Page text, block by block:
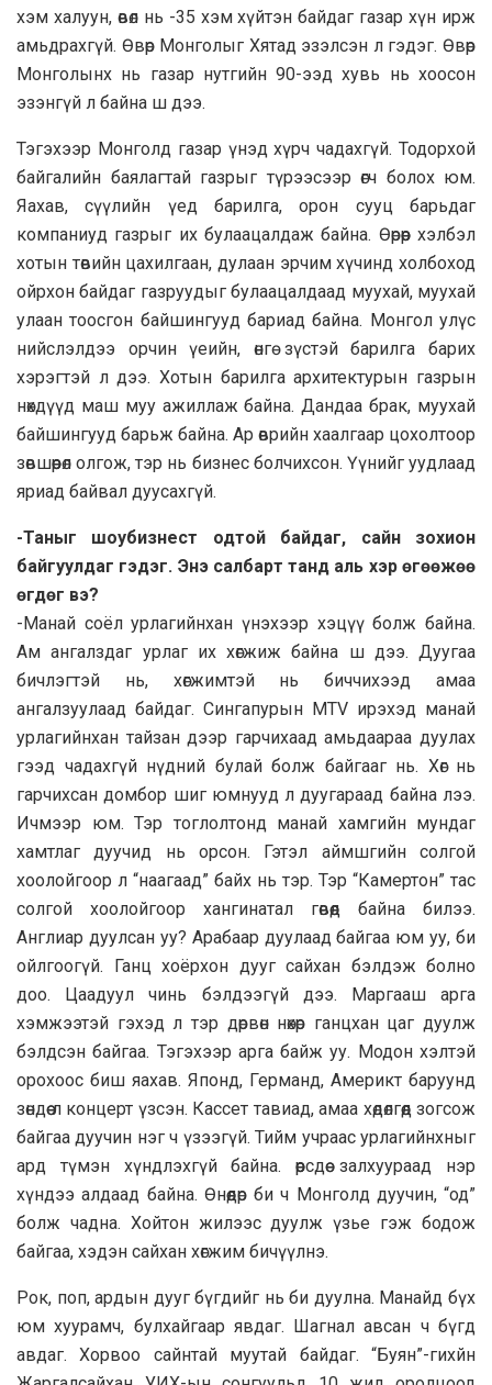
хэм халуун, өвөл нь -35 хэм хүйтэн байдаг газар хүн ирж
амьдрахгүй. Өвөр Монголыг Хятад эзэлсэн л гэдэг. Өвөр
Монголынх нь газар нутгийн 90-ээд хувь нь хоосон
эзэнгүй л байна ш дээ.
Тэгэхээр Монголд газар үнэд хүрч чадахгүй. Тодорхой
байгалийн баялагтай газрыг түрээсээр өгч болох юм.
Яахав, сүүлийн үед барилга, орон сууц барьдаг
компаниуд газрыг их булаацалдаж байна. Өөрөөр хэлбэл
хотын төвийн цахилгаан, дулаан эрчим хүчинд холбоход
ойрхон байдаг газруудыг булаацалдаад муухай, муухай
улаан тоосгон байшингууд бариад байна. Монгол улүс
нийслэлдээ орчин үеийн, өнгө зүстэй барилга барих
хэрэгтэй л дээ. Хотын барилга архитектурын газрын
нөхдүүд маш муу ажиллаж байна. Дандаа брак, муухай
байшингууд барьж байна. Ар өврийн хаалгаар цохолтоор
зөвшөөрөл олгож, тэр нь бизнес болчихсон. Үүнийг уудлаад
яриад байвал дуусахгүй.
-Таныг шоубизнест одтой байдаг, сайн зохион
байгуулдаг гэдэг. Энэ салбарт танд аль хэр өгөөжөө
өгдөг вэ?
-Манай соёл урлагийнхан үнэхээр хэцүү болж байна.
Ам ангалздаг урлаг их хөгжиж байна ш дээ. Дуугаа
бичлэгтэй нь, хөгжимтэй нь биччихээд амаа
ангалзуулаад байдаг. Сингапурын MTV ирэхэд манай
урлагийнхан тайзан дээр гарчихаад амьдаараа дуулах
гээд чадахгүй нүдний булай болж байгааг нь. Хөг нь
гарчихсан домбор шиг юмнууд л дуугараад байна лээ.
Ичмээр юм. Тэр тоглолтонд манай хамгийн мундаг
хамтлаг дуучид нь орсон. Гэтэл аймшгийн солгой
хоолойгоор л “наагаад” байх нь тэр. Тэр “Камертон” тас
солгой хоолойгоор хангинатал гөвөөд байна билээ.
Англиар дуулсан уу? Арабаар дуулаад байгаа юм уу, би
ойлгоогүй. Ганц хоёрхон дууг сайхан бэлдэж болно
доо. Цаадуул чинь бэлдээгүй дээ. Маргааш арга
хэмжээтэй гэхэд л тэр дөрвөн нөхөр ганцхан цаг дуулж
бэлдсэн байгаа. Тэгэхээр арга байж уу. Модон хэлтэй
орохоос биш яахав. Японд, Германд, Америкт баруунд
зөндөө л концерт үзсэн. Кассет тавиад, амаа хөдөлгөөд зогсож
байгаа дуучин нэг ч үзээгүй. Тийм учраас урлагийнхныг
ард түмэн хүндлэхгүй байна. өөрсдөө залхуураад нэр
хүндээ алдаад байна. Өнөөдөр би ч Монголд дуучин, “од”
болж чадна. Хойтон жилээс дуулж үзье гэж бодож
байгаа, хэдэн сайхан хөгжим бичүүлнэ.
Рок, поп, ардын дууг бүгдийг нь би дуулна. Манайд бүх
юм хуурамч, булхайгаар явдаг. Шагнал авсан ч бүгд
авдаг. Хорвоо сайнтай муутай байдаг. “Буян”-гихйн